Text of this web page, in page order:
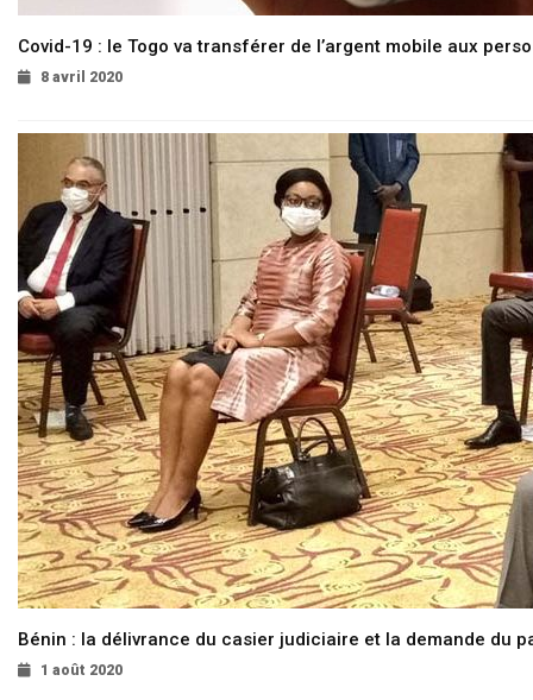
Covid-19 : le Togo va transférer de l’argent mobile aux
8 avril 2020
Bénin : la délivrance du casier judiciaire et la demande du
1 août 2020